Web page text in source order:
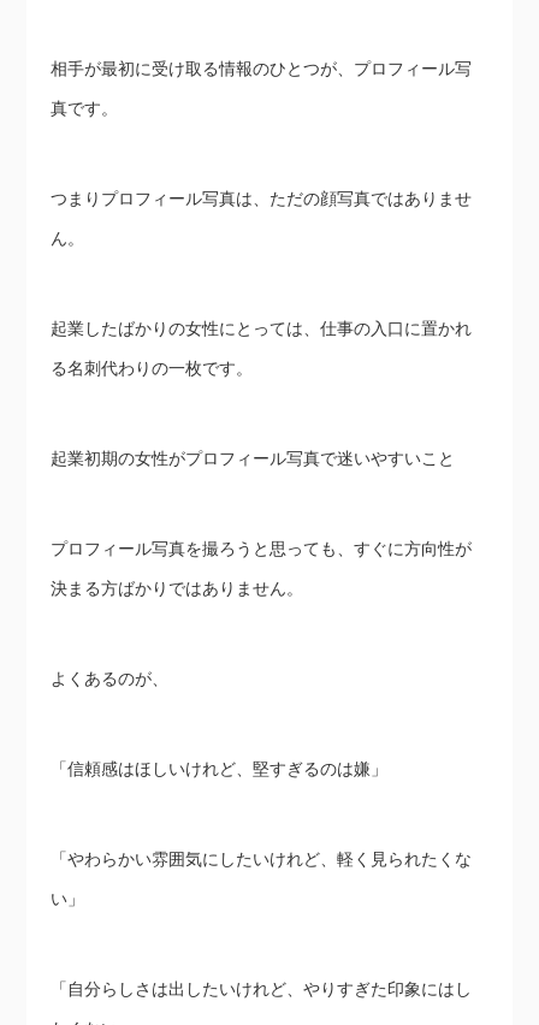
相手が最初に受け取る情報のひとつが、プロフィール写
真です。
つまりプロフィール写真は、ただの顔写真ではありませ
ん。
起業したばかりの女性にとっては、仕事の入口に置かれ
る名刺代わりの一枚です。
起業初期の女性がプロフィール写真で迷いやすいこと
プロフィール写真を撮ろうと思っても、すぐに方向性が
決まる方ばかりではありません。
よくあるのが、
「信頼感はほしいけれど、堅すぎるのは嫌」
「やわらかい雰囲気にしたいけれど、軽く見られたくな
い」
「自分らしさは出したいけれど、やりすぎた印象にはし